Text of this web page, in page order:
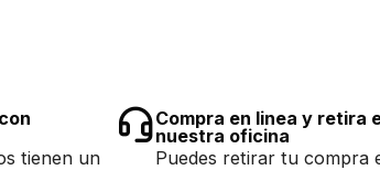
tienen un
Compra en linea y retira
nuestra oficina
Puedes retirar tu compra